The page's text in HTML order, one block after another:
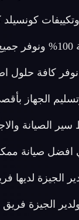
وتكييفات
كولدير وتقدم لكم
نوفر كافة حلول
الجهاز
الصيانة
صيانة
الجيزة